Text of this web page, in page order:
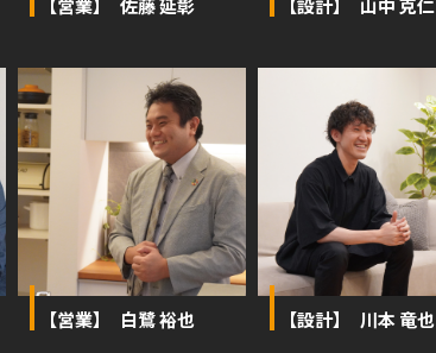
【営業】 佐藤 延彰 【設計】 山中 克仁
【営業】 白鷺 裕也 【設計】 川本 竜也